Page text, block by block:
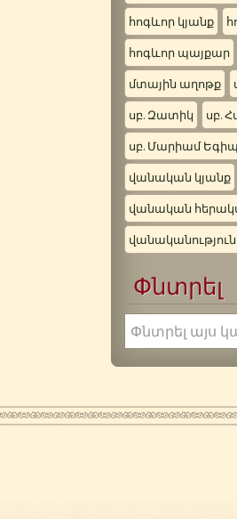
հոգևոր կյանք
հոգևոր պայքար
մտային աղոթք
սբ. Զատիկ սբ.
սբ. Մարիամ
վանական կյանք
վանական
վանականություն
Փնտրել